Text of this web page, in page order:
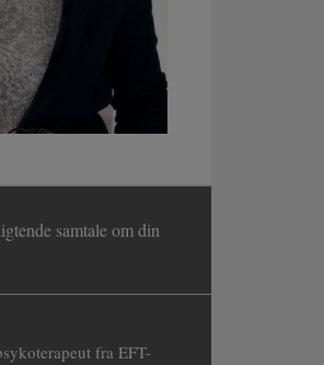
samtale om din
fra EFT-